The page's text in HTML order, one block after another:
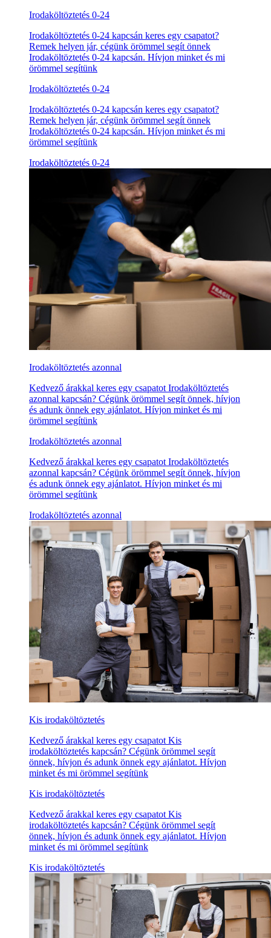
Irodaköltöztetés 0-24
Irodaköltöztetés 0-24 kapcsán keres egy csapatot?
Remek helyen jár, cégünk örömmel segít önnek
Irodaköltöztetés 0-24 kapcsán. Hívjon minket és mi
örömmel segítünk
Irodaköltöztetés 0-24
Irodaköltöztetés 0-24 kapcsán keres egy csapatot?
Remek helyen jár, cégünk örömmel segít önnek
Irodaköltöztetés 0-24 kapcsán. Hívjon minket és mi
örömmel segítünk
Irodaköltöztetés 0-24
Irodaköltöztetés azonnal
Kedvező árakkal keres egy csapatot Irodaköltöztetés
azonnal kapcsán? Cégünk örömmel segít önnek, hívjon
és adunk önnek egy ajánlatot. Hívjon minket és mi
örömmel segítünk
Irodaköltöztetés azonnal
Kedvező árakkal keres egy csapatot Irodaköltöztetés
azonnal kapcsán? Cégünk örömmel segít önnek, hívjon
és adunk önnek egy ajánlatot. Hívjon minket és mi
örömmel segítünk
Irodaköltöztetés azonnal
Kis irodaköltöztetés
Kedvező árakkal keres egy csapatot Kis
irodaköltöztetés kapcsán? Cégünk örömmel segít
önnek, hívjon és adunk önnek egy ajánlatot. Hívjon
minket és mi örömmel segítünk
Kis irodaköltöztetés
Kedvező árakkal keres egy csapatot Kis
irodaköltöztetés kapcsán? Cégünk örömmel segít
önnek, hívjon és adunk önnek egy ajánlatot. Hívjon
minket és mi örömmel segítünk
Kis irodaköltöztetés